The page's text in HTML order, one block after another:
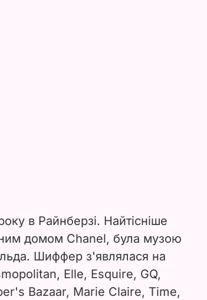
в Райнберзі. Найтісніше
домом Chanel, була музою
Шиффер з'являлася на
Elle, Esquire, GQ,
Bazaar, Marie Claire, Time,